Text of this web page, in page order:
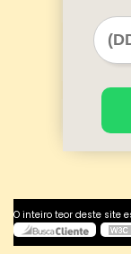
O inteiro teor deste site